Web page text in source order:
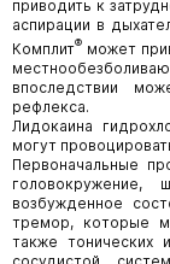
приводить к
аспирации в
Комплит® может
впоследствии
рефлекса.
Лидокаина
могут
Первоначальные
головокружение,
возбужденное
тремор, которые
также тонических